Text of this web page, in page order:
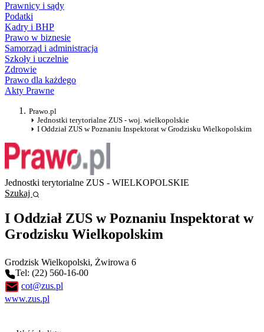
Prawnicy i sądy
Podatki
Kadry i BHP
Prawo w biznesie
Samorząd i administracja
Szkoły i uczelnie
Zdrowie
Prawo dla każdego
Akty Prawne
Prawo.pl
Jednostki terytorialne ZUS - woj. wielkopolskie
I Oddział ZUS w Poznaniu Inspektorat w Grodzisku Wielkopolskim
Jednostki terytorialne ZUS - WIELKOPOLSKIE
Szukaj
I Oddział ZUS w Poznaniu Inspektorat w
Grodzisku Wielkopolskim
Grodzisk Wielkopolski, Żwirowa 6
Tel: (22) 560-16-00
cot@zus.pl
www.zus.pl